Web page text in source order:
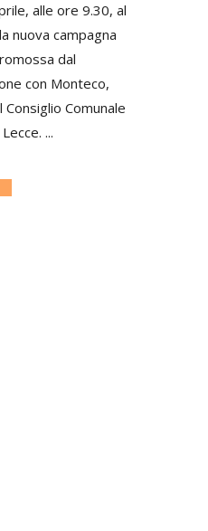
alle ore 9.30, al
nuova campagna
dal
con Monteco,
Comunale
...